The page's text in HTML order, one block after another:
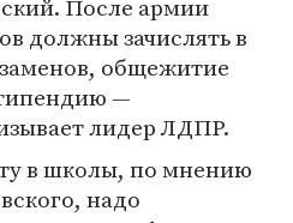
После армии
должны зачислять в
общежитие
—
лидер ЛДПР.
в школы, по мнению
надо